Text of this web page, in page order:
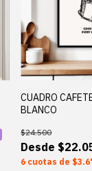
CUADRO
BLANCO
$24.500
6